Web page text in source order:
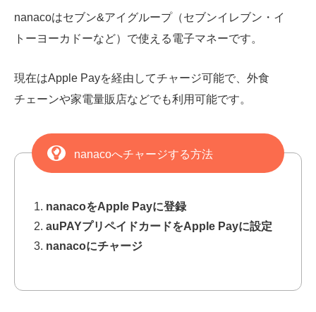
nanacoはセブン&アイグループ（セブンイレブン・イ
トーヨーカドーなど）で使える電子マネーです。
現在はApple Payを経由してチャージ可能で、外食
チェーンや家電量販店などでも利用可能です。
nanacoへチャージする方法
nanacoをApple Payに登録
auPAYプリペイドカードをApple Payに設定
nanacoにチャージ